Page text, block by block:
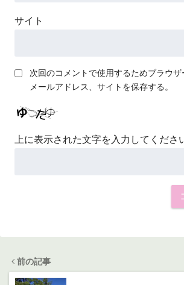
サイト
次回のコメントで使用するためブラウザ
メールアドレス、サイトを保存する。
上に表示された文字を入力してくださ
前の記事